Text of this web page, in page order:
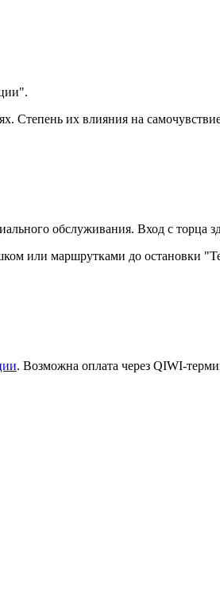
Степень их влияния на
обслуживания. Вход с торца
или маршрутками до остановки
. Возможна оплата через QIWI-